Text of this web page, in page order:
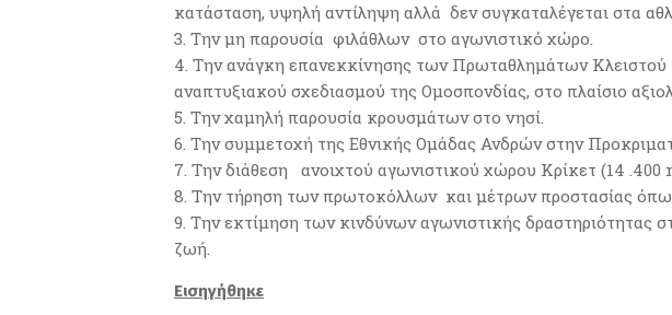
κατάσταση, υψηλή αντίληψη αλλά δεν συγκαταλέγεται στα
Την μη παρουσία φιλάθλων στο αγωνιστικό χώρο.
Την ανάγκη επανεκκίνησης των Πρωταθλημάτων Κλειστού
αναπτυξιακού σχεδιασμού της Ομοσπονδίας, στο πλαίσιο
Την χαμηλή παρουσία κρουσμάτων στο νησί.
Την συμμετοχή της Εθνικής Ομάδας Ανδρών στην
Την διάθεση ανοιχτού αγωνιστικού χώρου Κρίκετ (14 .400
Την τήρηση των πρωτοκόλλων και μέτρων προστασίας
Την εκτίμηση των κινδύνων αγωνιστικής δραστηριότητας
ζωή.
Εισηγήθηκε